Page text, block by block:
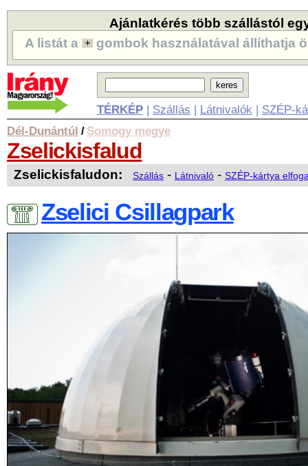
Ajánlatkérés több szállástól
A listát a
gombok használatával állíthatja
TÉRKÉP| Szállás | Látnivalók | SZÉP-
Dél-Dunántúl / Somogy megye
Zselickisfalud
Zselickisfaludon: Szállás - Látnivaló - SZÉP-kártya
Zselici Csillagpark